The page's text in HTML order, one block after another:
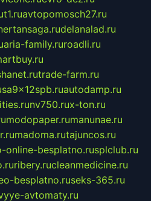
avtopomosch27.ru
delanalad.ru
aria-family.ruroadli.ru
trade-farm.ru
autodamp.ru
nv750.rux-ton.ru
modopaper.rumanunae.ru
madoma.rutajuncos.ru
online-besplatno.rusplclub.ru
ribery.rucleanmedicine.ru
besplatno.ruseks-365.ru
avtomaty.ru